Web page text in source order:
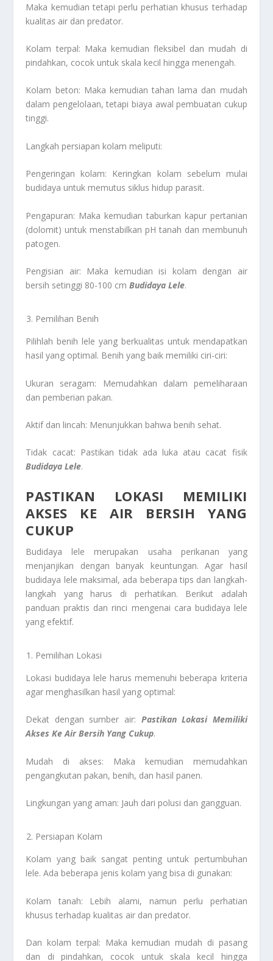
Maka kemudian tetapi perlu perhatian khusus terhadap
kualitas air dan predator.
Kolam terpal: Maka kemudian fleksibel dan mudah di
pindahkan, cocok untuk skala kecil hingga menengah.
Kolam beton: Maka kemudian tahan lama dan mudah
dalam pengelolaan, tetapi biaya awal pembuatan cukup
tinggi.
Langkah persiapan kolam meliputi:
Pengeringan kolam: Keringkan kolam sebelum mulai
budidaya untuk memutus siklus hidup parasit.
Pengapuran: Maka kemudian taburkan kapur pertanian
(dolomit) untuk menstabilkan pH tanah dan membunuh
patogen.
Pengisian air: Maka kemudian isi kolam dengan air
bersih setinggi 80-100 cm Budidaya Lele.
Pemilihan Benih
Pilihlah benih lele yang berkualitas untuk mendapatkan
hasil yang optimal. Benih yang baik memiliki ciri-ciri:
Ukuran seragam: Memudahkan dalam pemeliharaan
dan pemberian pakan.
Aktif dan lincah: Menunjukkan bahwa benih sehat.
Tidak cacat: Pastikan tidak ada luka atau cacat fisik
Budidaya Lele.
PASTIKAN LOKASI MEMILIKI
AKSES KE AIR BERSIH YANG
CUKUP
Budidaya lele merupakan usaha perikanan yang
menjanjikan dengan banyak keuntungan. Agar hasil
budidaya lele maksimal, ada beberapa tips dan langkah-
langkah yang harus di perhatikan. Berikut adalah
panduan praktis dan rinci mengenai cara budidaya lele
yang efektif.
Pemilihan Lokasi
Lokasi budidaya lele harus memenuhi beberapa kriteria
agar menghasilkan hasil yang optimal:
Dekat dengan sumber air: Pastikan Lokasi Memiliki
Akses Ke Air Bersih Yang Cukup.
Mudah di akses: Maka kemudian memudahkan
pengangkutan pakan, benih, dan hasil panen.
Lingkungan yang aman: Jauh dari polusi dan gangguan.
Persiapan Kolam
Kolam yang baik sangat penting untuk pertumbuhan
lele. Ada beberapa jenis kolam yang bisa di gunakan:
Kolam tanah: Lebih alami, namun perlu perhatian
khusus terhadap kualitas air dan predator.
Dan kolam terpal: Maka kemudian mudah di pasang
dan di pindahkan, cocok untuk skala kecil hingga